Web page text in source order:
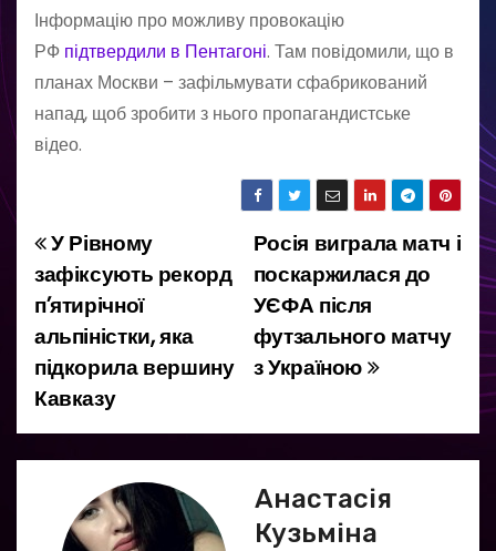
Інформацію про можливу провокацію
РФ підтвердили в Пентагоні. Там повідомили, що в
планах Москви – зафільмувати сфабрикований
напад, щоб зробити з нього пропагандистське
відео.
Н
а
в
і
г
Росія виграла матч і
поскаржилася до
УЄФА після
футзального матчу
з Україною
У Рівному
зафіксують рекорд
п’ятирічної
альпіністки, яка
підкорила вершину
Кавказу
Анастасія
Кузьміна